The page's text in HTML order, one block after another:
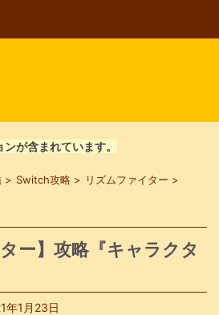
が含まれています。
> Switch攻略 > リズムファイター >
ー】攻略『キャラクタ
年1月23日